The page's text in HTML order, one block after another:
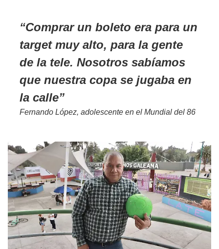
Comprar un boleto era para un
target muy alto, para la gente
de la tele. Nosotros sabíamos
que nuestra copa se jugaba en
la calle
Fernando López, adolescente en el Mundial del 86